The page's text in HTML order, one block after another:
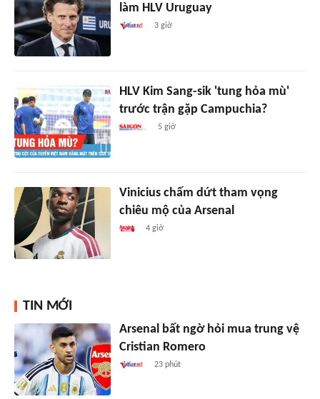
làm HLV Uruguay
3 giờ
HLV Kim Sang-sik 'tung hỏa mù'
trước trận gặp Campuchia?
5 giờ
Vinicius chấm dứt tham vọng
chiêu mộ của Arsenal
4 giờ
TIN MỚI
Arsenal bất ngờ hỏi mua trung vệ
Cristian Romero
23 phút